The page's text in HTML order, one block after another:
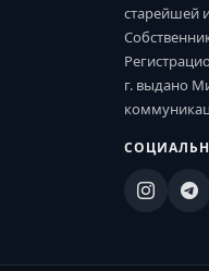
старейшей
г. выдано